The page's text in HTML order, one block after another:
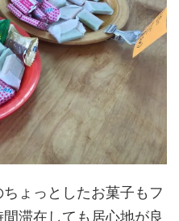
ょっとしたお菓子もフ
滞在しても居心地が良